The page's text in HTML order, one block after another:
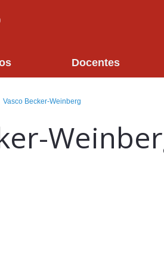
Docentes
Vasco Becker-Weinberg